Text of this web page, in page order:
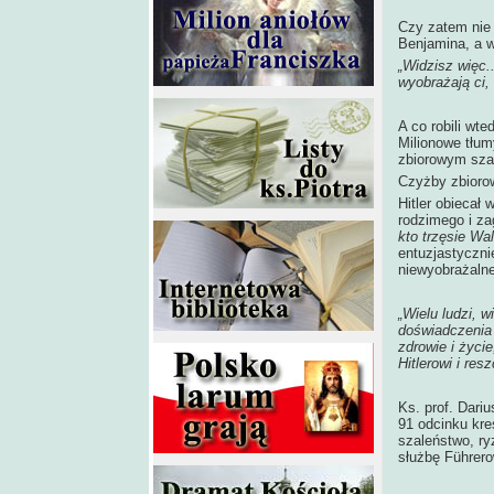
Czy zatem nie
Benjamina, a
„Widzisz
wyobrażają
A co robili
Milionowe
zbiorowym
Czyżby
Hitler obiecał
rodzimego i
kto trzęsie
„Wielu ludzi,
zdrowie i
Hitlerowi i
Ks. prof.
91 odcinku
szaleństwo,
służbę